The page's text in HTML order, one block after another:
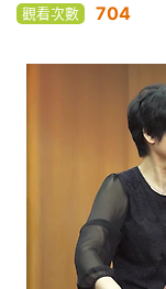
觀看次數 704